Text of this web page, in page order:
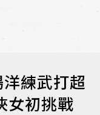
練武打超
女初挑戰